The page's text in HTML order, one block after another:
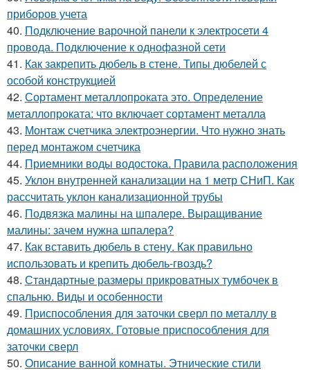
приборов учета
40. Подключение варочной панели к электросети 4
провода. Подключение к однофазной сети
41. Как закрепить дюбель в стене. Типы дюбелей с
особой конструкцией
42. Сортамент металлопроката это. Определение
металлопроката: что включает сортамент металла
43. Монтаж счетчика электроэнергии. Что нужно знать
перед монтажом счетчика
44. Приемники воды водостока. Правила расположения
45. Уклон внутренней канализации на 1 метр СНиП. Как
рассчитать уклон канализационной трубы
46. Подвязка малины на шпалере. Выращивание
малины: зачем нужна шпалера?
47. Как вставить дюбель в стену. Как правильно
использовать и крепить дюбель-гвоздь?
48. Стандартные размеры прикроватных тумбочек в
спальню. Виды и особенности
49. Приспособления для заточки сверл по металлу в
домашних условиях. Готовые приспособления для
заточки сверл
50. Описание ванной комнаты. Этнические стили